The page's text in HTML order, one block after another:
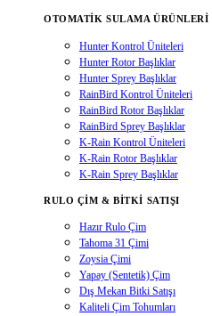
OTOMATIK SULAMA ÜRÜNLERI
Hunter Kontrol Üniteleri
Hunter Rotor Başlıklar
Hunter Sprey Başlıklar
RainBird Kontrol Üniteleri
RainBird Rotor Başlıklar
RainBird Sprey Başlıklar
K-Rain Kontrol Üniteleri
K-Rain Rotor Başlıklar
K-Rain Sprey Başlıklar
RULO ÇIM & BITKI SATIŞI
Hazır Rulo Çim
Tahoma 31 Çimi
Zoysia Çimi
Yapay (Sentetik) Çim
Dış Mekan Bitki Satışı
Kaliteli Çim Tohumları